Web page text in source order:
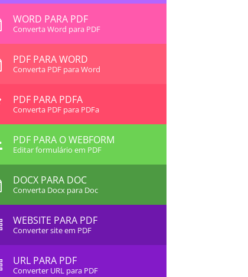
WORD PARA PDF
Converta Word para PDF
PDF PARA WORD
Converta PDF para Word
PDF PARA PDFA
Converta PDF para PDFa
PDF PARA O WEBFORM
Editar formulário em PDF
DOCX PARA DOC
Converta Docx para Doc
WEBSITE PARA PDF
Converter site em PDF
URL PARA PDF
Converter URL para PDF